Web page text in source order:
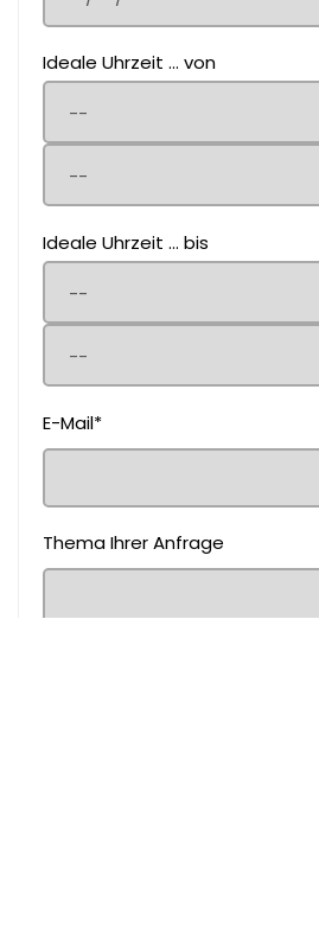
Ideale Uhrzeit ... von
Ideale Uhrzeit ... bis
E-Mail*
Thema Ihrer Anfrage